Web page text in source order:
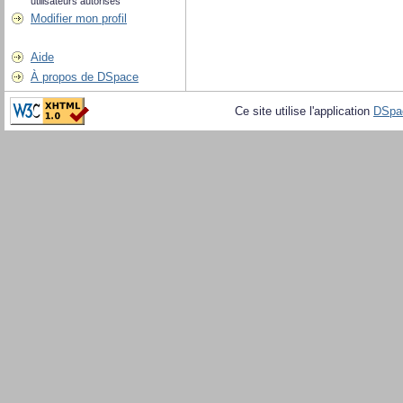
Modifier mon profil
Aide
À propos de DSpace
Ce site utilise l'application